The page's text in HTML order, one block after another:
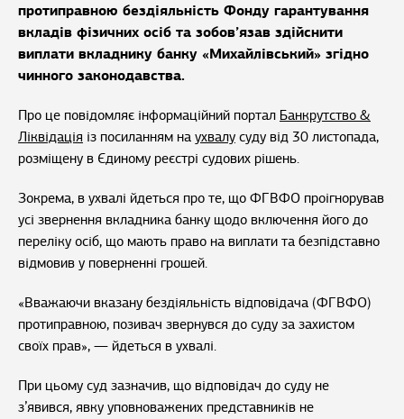
протиправною бездіяльність Фонду гарантування
вкладів фізичних осіб та зобов’язав здійснити
виплати вкладнику банку «Михайлівський» згідно
чинного законодавства.
Про це повідомляє інформаційний портал Банкрутство &
Ліквідація із посиланням на ухвалу суду від 30 листопада,
розміщену в Єдиному реєстрі судових рішень.
Зокрема, в ухвалі йдеться про те, що ФГВФО проігнорував
усі звернення вкладника банку щодо включення його до
переліку осіб, що мають право на виплати та безпідставно
відмовив у поверненні грошей.
«Вважаючи вказану бездіяльність відповідача (ФГВФО)
протиправною, позивач звернувся до суду за захистом
своїх прав», — йдеться в ухвалі.
При цьому суд зазначив, що відповідач до суду не
з’явився, явку уповноважених представників не